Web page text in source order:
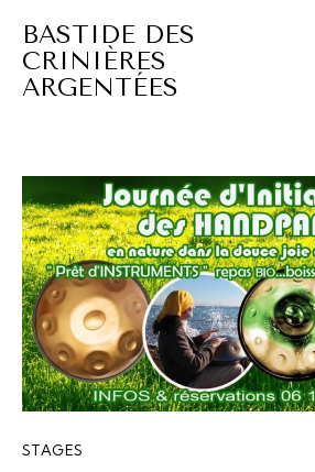
BASTIDE DES
CRINIÈRES
ARGENTÉES
STAGES